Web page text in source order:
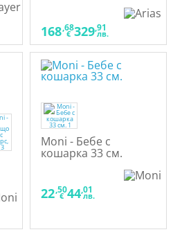
168,68
€ 329,91
лв.
Moni - Бебе с
кошарка 33 см.
22,50
€ 44,01
лв.